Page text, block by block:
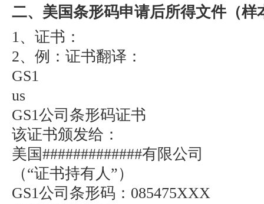
二、美国条形码申请后所得文件（样
1、证书：
2、例：证书翻译：
GS1
us
GS1公司条形码证书
该证书颁发给：
美国#############有限公司
（“证书持有人”）
GS1公司条形码： 085475XXX